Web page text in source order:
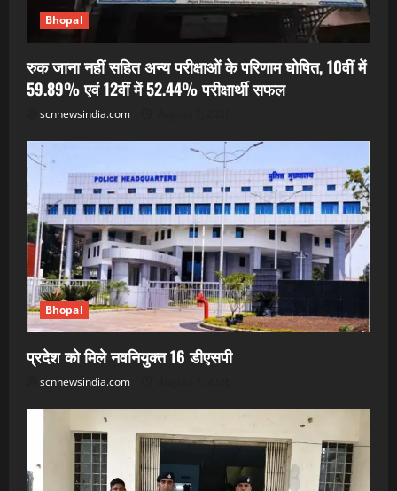
Bhopal
रुक जाना नहीं सहित अन्य परीक्षाओं के परिणाम घोषित, 10वीं में
59.89% एवं 12वीं में 52.44% परीक्षार्थी सफल
scnnewsindia.com
Bhopal
प्रदेश को मिले नवनियुक्त 16 डीएसपी
scnnewsindia.com